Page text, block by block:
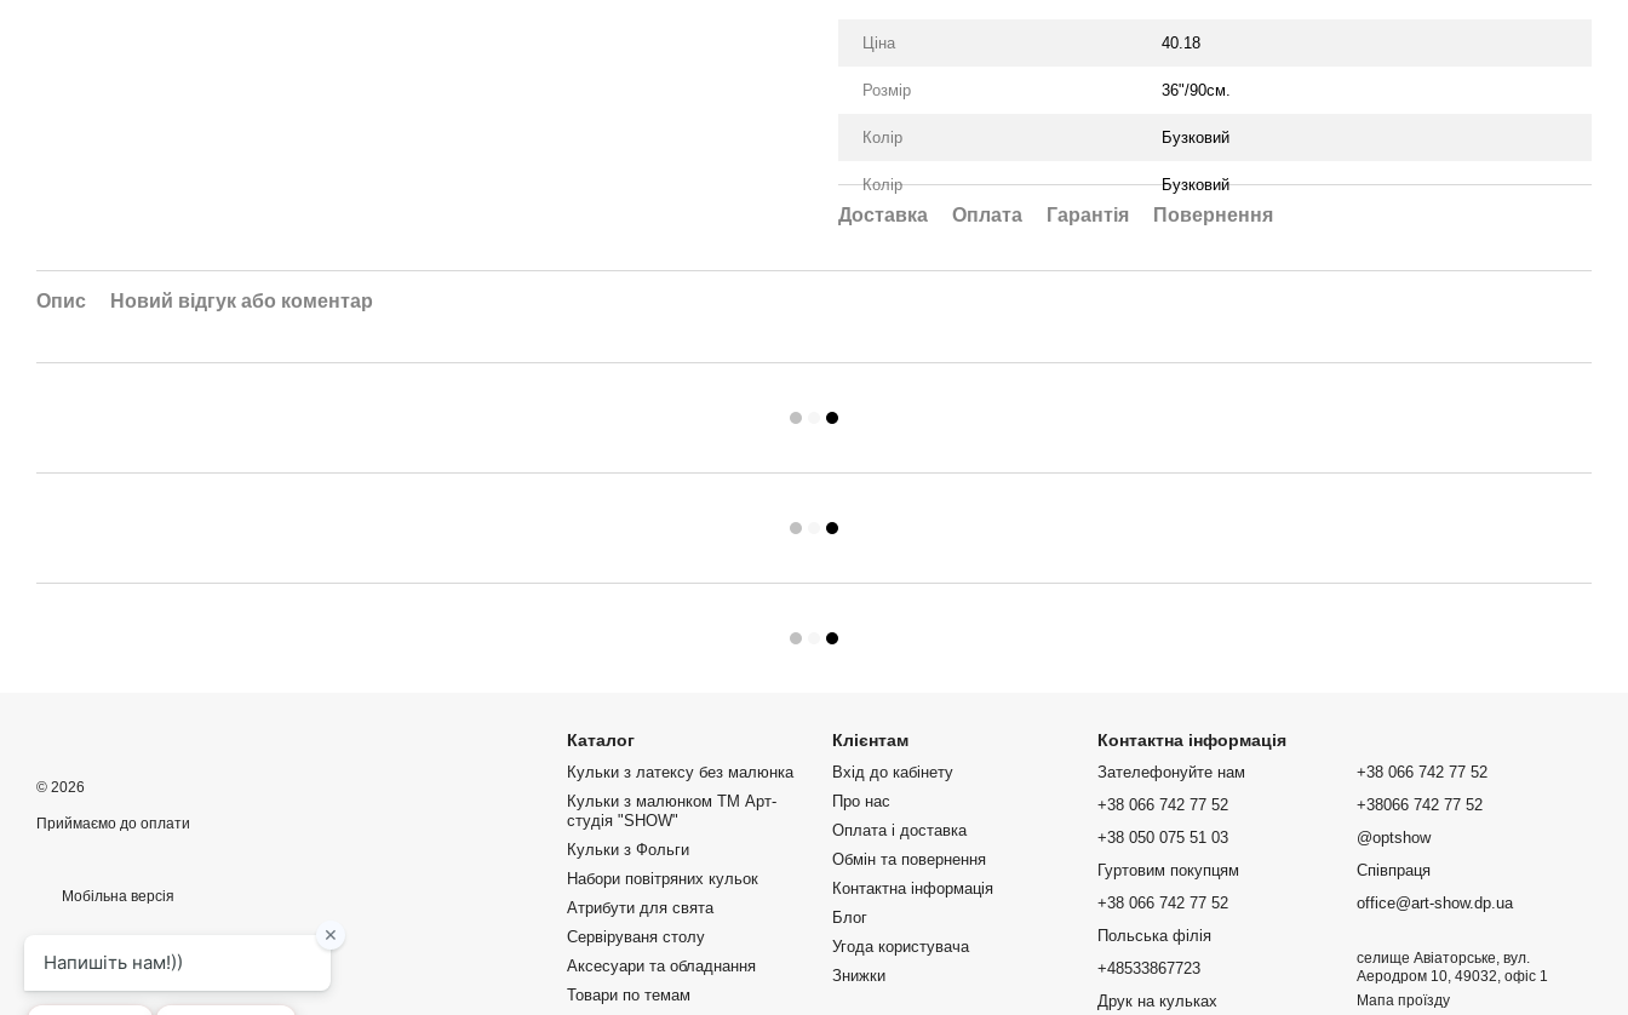
Ціна 40.18
Розмір 36"/90см.
Колір Бузковий
Колір Бузковий
Доставка Оплата Гарантія Повернення
Опис Новий відгук або коментар
© 2026
Приймаємо до оплати
Мобільна версія
Каталог
Кульки з латексу без малюнка
Кульки з малюнком ТМ Арт-
студія "SHOW"
Кульки з Фольги
Набори повітряних кульок
Атрибути для свята
Сервіруваня столу
Аксесуари та обладнання
Товари по темам
Клієнтам
Вхід до кабінету
Про нас
Оплата і доставка
Обмін та повернення
Контактна інформація
Блог
Угода користувача
Знижки
Контактна інформація
Зателефонуйте нам
+38 066 742 77 52
+38 050 075 51 03
Гуртовим покупцям
+38 066 742 77 52
Польська філія
+48533867723
Друк на кульках
+38 066 742 77 52
+38066 742 77 52
@optshow
Співпраця
office@art-show.dp.ua
селище Авіаторське, вул.
Аеродром 10, 49032, офіс 1
Мапа проїзду